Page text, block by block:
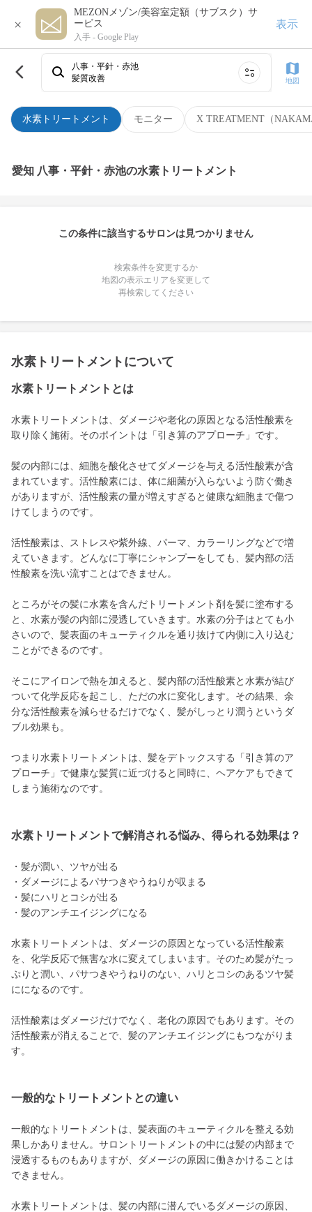
×
MEZONメゾン/美容室定額（サブスク）サ
ービス
入手 - Google Play
表示
水素トリートメント モニター X TREATMENT（
八事・平針・赤池
髪質改善
地図
愛知 八事・平針・赤池の水素トリートメント
この条件に該当するサロンは見つかりません
検索条件を変更するか
地図の表示エリアを変更して
再検索してください
水素トリートメントについて
水素トリートメントとは
水素トリートメントは、ダメージや老化の原因となる活性酸素を
取り除く施術。そのポイントは「引き算のアプローチ」です。
髪の内部には、細胞を酸化させてダメージを与える活性酸素が含
まれています。活性酸素には、体に細菌が入らないよう防ぐ働き
がありますが、活性酸素の量が増えすぎると健康な細胞まで傷つ
けてしまうのです。
活性酸素は、ストレスや紫外線、パーマ、カラーリングなどで増
えていきます。どんなに丁寧にシャンプーをしても、髪内部の活
性酸素を洗い流すことはできません。
ところがその髪に水素を含んだトリートメント剤を髪に塗布する
と、水素が髪の内部に浸透していきます。水素の分子はとても小
さいので、髪表面のキューティクルを通り抜けて内側に入り込む
ことができるのです。
そこにアイロンで熱を加えると、髪内部の活性酸素と水素が結び
ついて化学反応を起こし、ただの水に変化します。その結果、余
分な活性酸素を減らせるだけでなく、髪がしっとり潤うというダ
ブル効果も。
つまり水素トリートメントは、髪をデトックスする「引き算のア
プローチ」で健康な髪質に近づけると同時に、ヘアケアもできて
しまう施術なのです。
水素トリートメントで解消される悩み、得られる効果は？
・髪が潤い、ツヤが出る
・ダメージによるパサつきやうねりが収まる
・髪にハリとコシが出る
・髪のアンチエイジングになる
水素トリートメントは、ダメージの原因となっている活性酸素
を、化学反応で無害な水に変えてしまいます。そのため髪がたっ
ぷりと潤い、パサつきやうねりのない、ハリとコシのあるツヤ髪
にになるのです。
活性酸素はダメージだけでなく、老化の原因でもあります。その
活性酸素が消えることで、髪のアンチエイジングにもつながりま
す。
一般的なトリートメントとの違い
一般的なトリートメントは、髪表面のキューティクルを整える効
果しかありません。サロントリートメントの中には髪の内部まで
浸透するものもありますが、ダメージの原因に働きかけることは
できません。
水素トリートメントは、髪の内部に潜んでいるダメージの原因、